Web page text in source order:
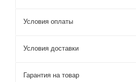
Условия оплаты
Условия доставки
Гарантия на товар